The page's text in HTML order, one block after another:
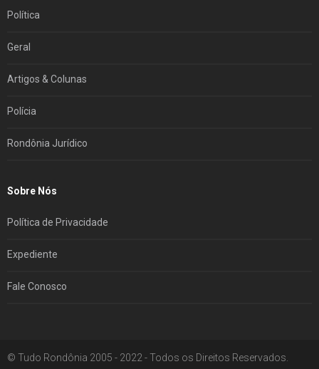
Política
Geral
Artigos & Colunas
Polícia
Rondônia Jurídico
Sobre Nós
Política de Privacidade
Expediente
Fale Conosco
© Tudo Rondônia 2005 - 2022 - Todos os Direitos Reservados.